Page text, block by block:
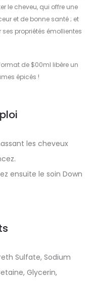
le cheveu, qui offre une
et de bonne santé ; et
propriétés émollientes
de $00ml libère un
épicés !
les cheveux
ensuite le soin Down
Sulfate, Sodium
Glycerin,